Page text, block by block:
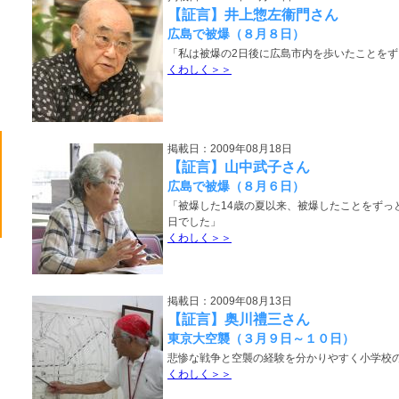
【証言】井上惣左衞門さん
広島で被爆（８月８日）
「私は被爆の2日後に広島市内を歩いたことを
くわしく＞＞
掲載日：2009年08月18日
【証言】山中武子さん
広島で被爆（８月６日）
「被爆した14歳の夏以来、被爆したことをず
日でした」
くわしく＞＞
掲載日：2009年08月13日
【証言】奥川禮三さん
東京大空襲（３月９日～１０日）
悲惨な戦争と空襲の経験を分かりやすく小学校
くわしく＞＞